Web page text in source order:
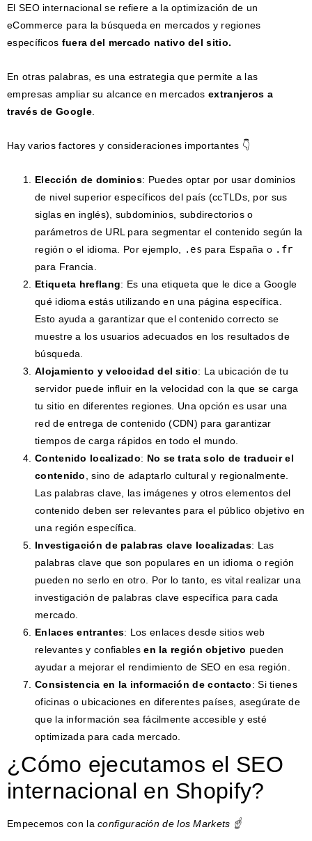
El SEO internacional se refiere a la optimización de un
eCommerce para la búsqueda en mercados y regiones
específicos fuera del mercado nativo del sitio.
En otras palabras, es una estrategia que permite a las
empresas ampliar su alcance en mercadosextranjeros a
través de Google.
Hay varios factores y consideraciones importantes 👇
Elección de dominios: Puedes optar por usar dominios
de nivel superior específicos del país (ccTLDs, por sus
siglas en inglés), subdominios, subdirectorios o
parámetros de URL para segmentar el contenido según la
región o el idioma. Por ejemplo,
.es para España o .fr
para Francia.
Etiqueta hreflang: Es una etiqueta que le dice a Google
qué idioma estás utilizando en una página específica.
Esto ayuda a garantizar que el contenido correcto se
muestre a los usuarios adecuados en los resultados de
búsqueda.
Alojamiento y velocidad del sitio: La ubicación de tu
servidor puede influir en la velocidad con la que se carga
tu sitio en diferentes regiones. Una opción es usar una
red de entrega de contenido (CDN) para garantizar
tiempos de carga rápidos en todo el mundo.
Contenido localizado: No se trata solo de traducir el
contenido
, sino de adaptarlo cultural y regionalmente.
Las palabras clave, las imágenes y otros elementos del
contenido deben ser relevantes para el público objetivo en
una región específica.
Investigación de palabras clave localizadas: Las
palabras clave que son populares en un idioma o región
pueden no serlo en otro. Por lo tanto, es vital realizar una
investigación de palabras clave específica para cada
mercado.
Enlaces entrantes: Los enlaces desde sitios web
relevantes y confiablesen la región objetivo pueden
ayudar a mejorar el rendimiento de SEO en esa región.
Consistencia en la información de contacto: Si tienes
oficinas o ubicaciones en diferentes países, asegúrate de
que la información sea fácilmente accesible y esté
optimizada para cada mercado.
¿Cómo ejecutamos el SEO
internacional en Shopify?
Empecemos con laconfiguración de los Markets ☝️